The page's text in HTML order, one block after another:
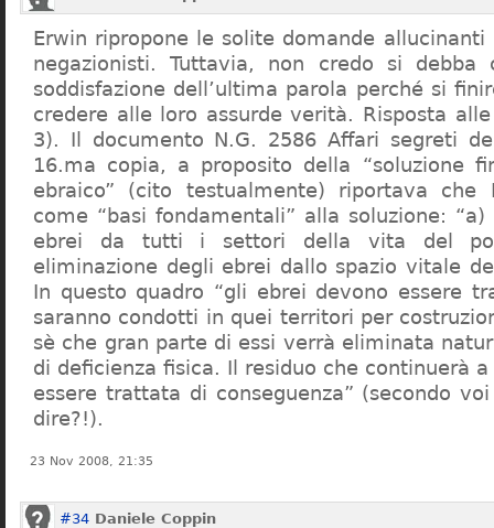
Erwin ripropone le solite domande
negazionisti. Tuttavia, non credo si debba
soddisfazione dell’ultima parola perché si
credere alle loro assurde verità. Risposta
3). Il documento N.G. 2586 Affari segreti
16.ma copia, a proposito della “soluzione
ebraico” (cito testualmente) riportava che
come “basi fondamentali” alla soluzione:
ebrei da tutti i settori della vita del
eliminazione degli ebrei dallo spazio vitale
In questo quadro “gli ebrei devono essere
saranno condotti in quei territori per
sè che gran parte di essi verrà eliminata
di deficienza fisica. Il residuo che continuerà
essere trattata di conseguenza” (secondo
dire?!).
23 Nov 2008, 21:35
#34 Daniele Coppin